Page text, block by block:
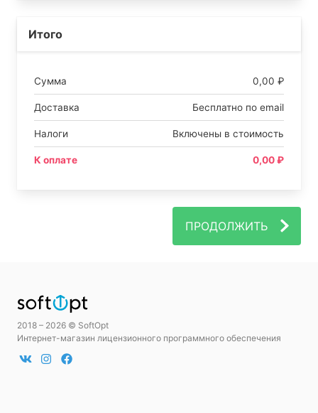
Итого
Сумма 0,00 ₽
Доставка Бесплатно по email
Налоги Включены в стоимость
К оплате 0,00 ₽
ПРОДОЛЖИТЬ
2018 – 2026 © SoftOpt
Интернет-магазин лицензионного программного обеспечения